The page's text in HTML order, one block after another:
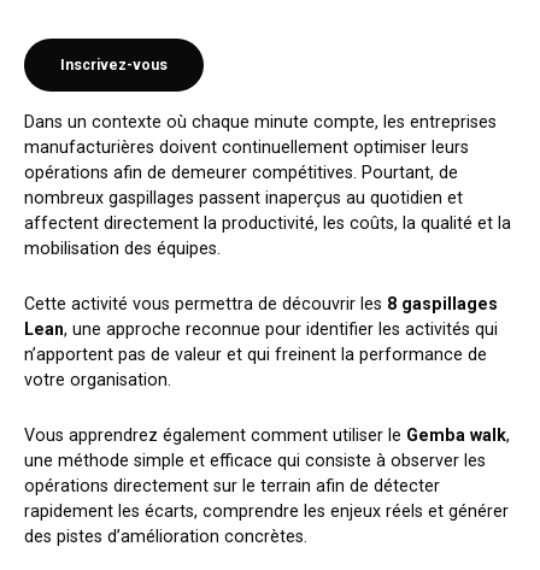
Inscrivez-vous
Dans un contexte où chaque minute compte, les entreprises
manufacturières doivent continuellement optimiser leurs
opérations afin de demeurer compétitives. Pourtant, de
nombreux gaspillages passent inaperçus au quotidien et
affectent directement la productivité, les coûts, la qualité et la
mobilisation des équipes.
Cette activité vous permettra de découvrir les 8 gaspillages
Lean, une approche reconnue pour identifier les activités qui
n’apportent pas de valeur et qui freinent la performance de
votre organisation.
Vous apprendrez également comment utiliser le Gemba walk,
une méthode simple et efficace qui consiste à observer les
opérations directement sur le terrain afin de détecter
rapidement les écarts, comprendre les enjeux réels et générer
des pistes d’amélioration concrètes.